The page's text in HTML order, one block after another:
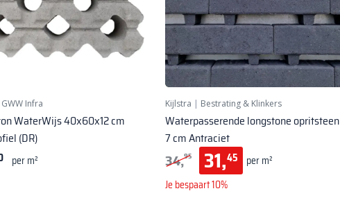
GWW Infra
WaterWijs 40x60x12 cm
(DR)
per m²
Kijlstra | Bestrating & Klinkers
Waterpasserende longstone opritsteen
7 cm Antraciet
34,95 31,45
per m²
Je bespaart 10%